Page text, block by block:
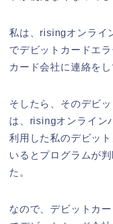
私は、risingオンライ
でデビットカードエ
カード会社に連絡を
そしたら、そのデビ
は、risingオンライン
利用した私のデビッ
いるとプログラムが
た。
なので、デビットカ